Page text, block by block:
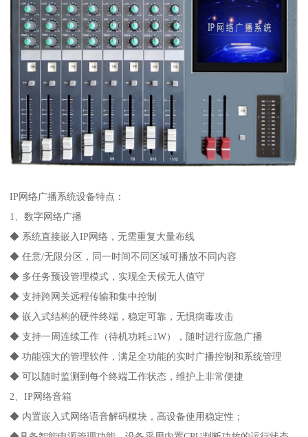
IP网络广播系统设备特点：
1、数字网络广播
◆ 系统直接嵌入IP网络，无需重复大量布线
◆ 任意/无限分区，同一时间不同区域可播放不同内容
◆ 多任务预设管理模式，实现全天候无人值守
◆ 支持跨网关远程传输和集中控制
◆ 嵌入式结构的硬件终端，稳定可靠，无惧病毒攻击
◆ 支持一周连续工作（待机功耗≤1W），随时进行应急广播
◆ 功能强大的管理软件，满足全功能的实时广播控制和系统管理
◆ 可以随时监测到每个终端工作状态，维护上非常便捷
2、IP网络音箱
◆ 内置嵌入式网络语音解码模块，高设备使用稳定性；